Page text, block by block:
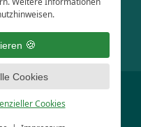
Cookies
Cookies